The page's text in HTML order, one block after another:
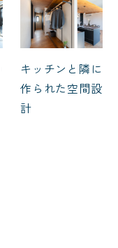
キッチンと隣に
作られた空間設
計